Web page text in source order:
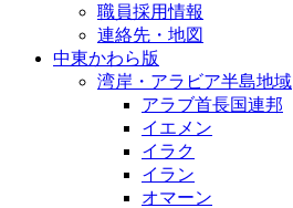
職員採用情報
連絡先・地図
中東かわら版
湾岸・アラビア半島地域
アラブ首長国連邦
イエメン
イラク
イラン
オマーン